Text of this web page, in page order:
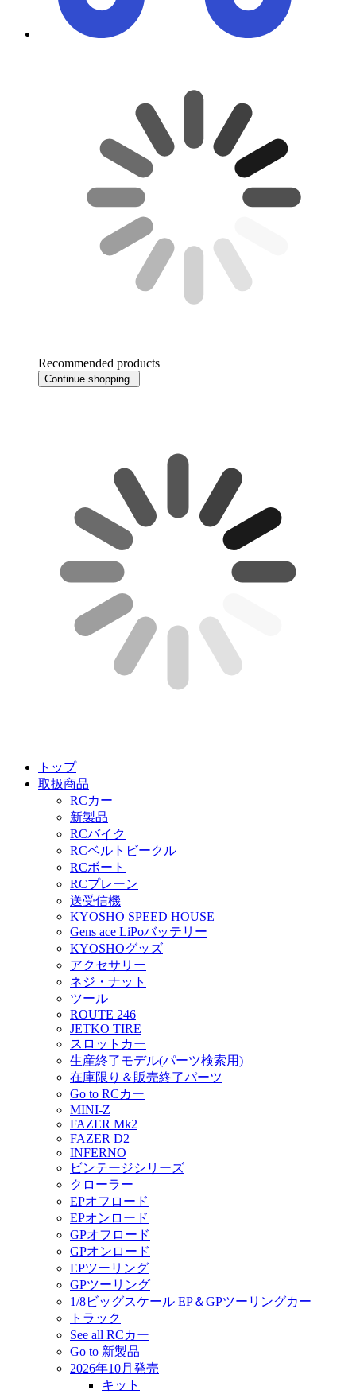
Recommended products
Continue shopping
トップ
取扱商品
RCカー
新製品
RCバイク
RCベルトビークル
RCボート
RCプレーン
送受信機
KYOSHO SPEED HOUSE
Gens ace LiPoバッテリー
KYOSHOグッズ
アクセサリー
ネジ・ナット
ツール
ROUTE 246
JETKO TIRE
スロットカー
生産終了モデル(パーツ検索用)
在庫限り＆販売終了パーツ
Go to RCカー
MINI-Z
FAZER Mk2
FAZER D2
INFERNO
ビンテージシリーズ
クローラー
EPオフロード
EPオンロード
GPオフロード
GPオンロード
EPツーリング
GPツーリング
1/8ビッグスケール EP＆GPツーリングカー
トラック
See all RCカー
Go to 新製品
2026年10月発売
キット